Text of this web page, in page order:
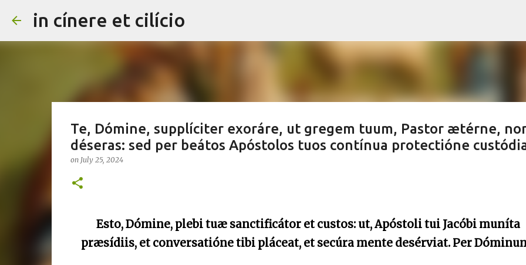
in cínere et cilício
Te, Dómine, supplíciter exoráre, ut gregem tuum, Pastor ætérne,
déseras: sed per beátos Apóstolos tuos contínua protectióne
on July 25, 2024
Esto, Dómine, plebi tuæ sanctificátor et custos: ut, Apóstoli tui Jacóbi muníta
præsídiis, et conversatióne tibi pláceat, et secúra mente desérviat. Per